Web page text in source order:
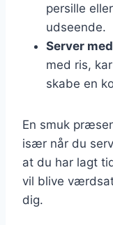
persille
udseende.
Server
med ris,
skabe en
En smuk
især når du
at du har lagt
vil blive
dig.